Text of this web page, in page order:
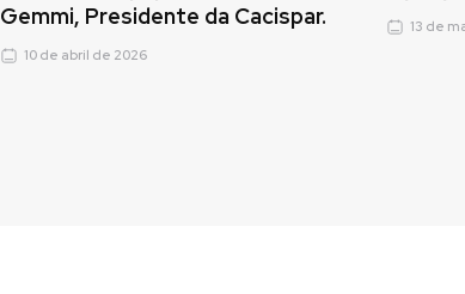
Gemmi, Presidente da Cacispar.
10 de abril de 2026
13 de